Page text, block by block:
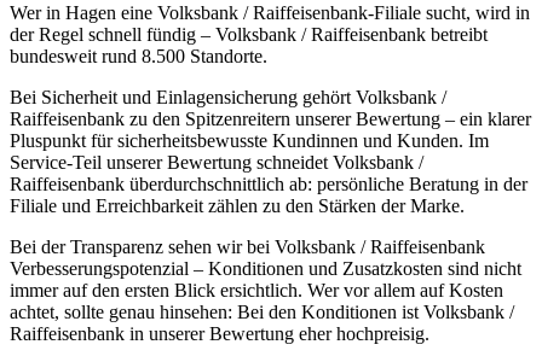
Wer in Hagen eine Volksbank / Raiffeisenbank-Filiale sucht, wird in
der Regel schnell fündig – Volksbank / Raiffeisenbank betreibt
bundesweit rund 8.500 Standorte.
Bei Sicherheit und Einlagensicherung gehört Volksbank /
Raiffeisenbank zu den Spitzenreitern unserer Bewertung – ein klarer
Pluspunkt für sicherheitsbewusste Kundinnen und Kunden. Im
Service-Teil unserer Bewertung schneidet Volksbank /
Raiffeisenbank überdurchschnittlich ab: persönliche Beratung in der
Filiale und Erreichbarkeit zählen zu den Stärken der Marke.
Bei der Transparenz sehen wir bei Volksbank / Raiffeisenbank
Verbesserungspotenzial – Konditionen und Zusatzkosten sind nicht
immer auf den ersten Blick ersichtlich. Wer vor allem auf Kosten
achtet, sollte genau hinsehen: Bei den Konditionen ist Volksbank /
Raiffeisenbank in unserer Bewertung eher hochpreisig.